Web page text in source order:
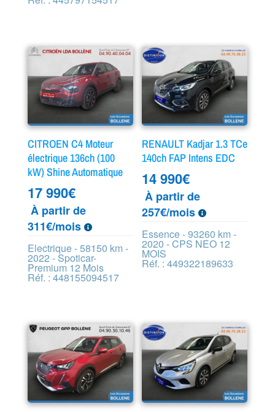
CITROEN C4 Moteur
électrique 136ch (100
kW) Shine Automatique
17 990€
À partir de
311€/mois
Electrique - 58150 km -
2022 - Spoticar-
Premium 12 Mois
Réf. : 448155094517
RENAULT Kadjar 1.3 TCe
140ch FAP Intens EDC
14 990€
À partir de
257€/mois
Essence - 93260 km -
2020 - CPS NEO 12
MOIS
Réf. : 449322189633